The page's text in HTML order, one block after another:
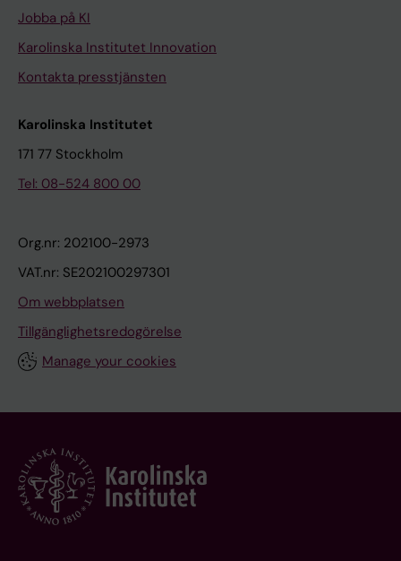
Jobba på KI
Karolinska Institutet Innovation
Kontakta presstjänsten
Karolinska Institutet
171 77 Stockholm
Tel: 08-524 800 00
Org.nr: 202100-2973
VAT.nr: SE202100297301
Om webbplatsen
Tillgänglighetsredogörelse
Manage your cookies